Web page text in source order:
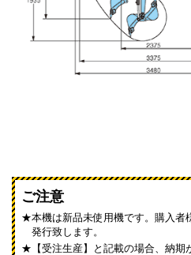
ご注意
本機は新品未使用機です。購入者
発行致します。
【受注生産】と記載の場合、納期